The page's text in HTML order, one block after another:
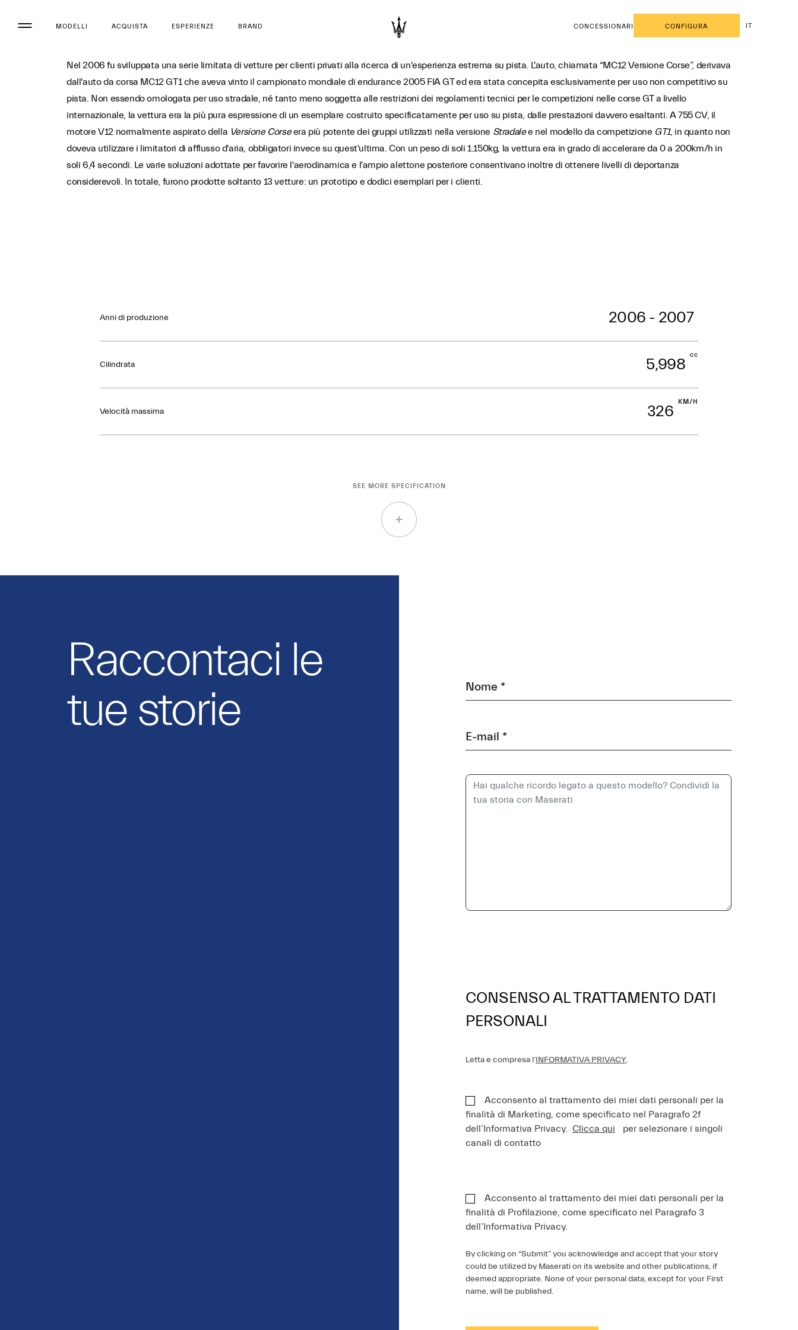
MODELLI ACQUISTA ESPERIENZE BRAND CONCESSIONARI CONFIGURA IT
Nel 2006 fu sviluppata una serie limitata di vetture per clienti privati alla ricerca di un'esperienza estrema su pista. L'auto, chiamata “MC12 Versione Corse”, derivava
dall'auto da corsa MC12 GT1 che aveva vinto il campionato mondiale di endurance 2005 FIA GT ed era stata concepita esclusivamente per uso non competitivo su
pista. Non essendo omologata per uso stradale, né tanto meno soggetta alle restrizioni dei regolamenti tecnici per le competizioni nelle corse GT a livello
internazionale, la vettura era la più pura espressione di un esemplare costruito specificatamente per uso su pista, dalle prestazioni davvero esaltanti. A 755 CV, il
motore V12 normalmente aspirato della Versione Corseera più potente dei gruppi utilizzati nella versione Stradalee nel modello da competizione GT1, in quanto non
doveva utilizzare i limitatori di afflusso d'aria, obbligatori invece su quest'ultima. Con un peso di soli 1.150kg, la vettura era in grado di accelerare da 0 a 200km/h in
soli 6,4 secondi. Le varie soluzioni adottate per favorire l'aerodinamica e l'ampio alettone posteriore consentivano inoltre di ottenere livelli di deportanza
considerevoli. In totale, furono prodotte soltanto 13 vetture: un prototipo e dodici esemplari per i clienti.
Anni di produzione 2006 - 2007
Cilindrata 5,998
cc
Velocità massima 326
KM/H
SEE MORE SPECIFICATION
Raccontaci le
tue storie
Nome *
E-mail *
CONSENSO AL TRATTAMENTO DATI
PERSONALI
Letta e compresa l’INFORMATIVA PRIVACY,
Acconsento al trattamento dei miei dati personali per la
finalità di Marketing, come specificato nel Paragrafo 2f
dell’Informativa Privacy. Clicca qui
per selezionare i singoli
canali di contatto
Acconsento al trattamento dei miei dati personali per la
finalità di Profilazione, come specificato nel Paragrafo 3
dell’Informativa Privacy.
By clicking on “Submit” you acknowledge and accept that your story
could be utilized by Maserati on its website and other publications, if
deemed appropriate. None of your personal data, except for your First
name, will be published.